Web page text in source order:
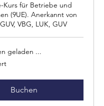
Kurs für Betriebe und
(9UE). Anerkannt von
VBG, LUK, GUV
geladen ...
Buchen